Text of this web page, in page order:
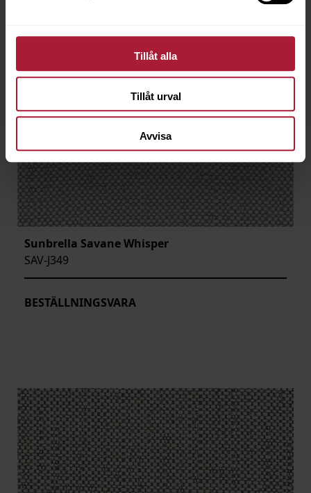
Tillåt alla
Tillåt urval
Avvisa
Sunbrella Savane Whisper
SAV-J349
BESTÄLLNINGSVARA